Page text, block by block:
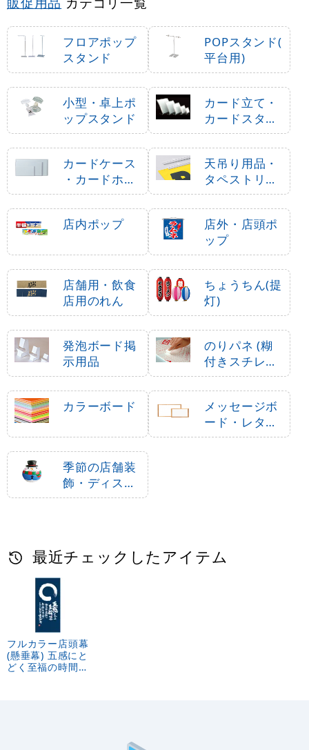
フロアポップ
スタンド
POPスタンド(
平台用)
小型・卓上ポ
ップスタンド
カード立て・
カードスタン
ド
カードケース
・カードホル
ダー
天吊り用品・
タペストリー
バー
店内ポップ
店外・店頭ポ
ップ
店舗用・飲食
店用のれん
ちょうちん(提
灯)
発泡ボード掲
示用品
のりパネ (糊
付きスチレン
ボード)
カラーボード
メッセージボ
ード・レター
ボード
季節の店舗装
飾・ディスプ
レイ・飾り付
最近チェックしたアイテム
フルカラー店頭幕
(懸垂幕) 五感にと
どく至福の時間